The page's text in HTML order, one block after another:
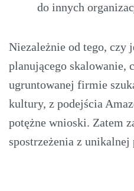
do innych
Niezależnie od tego, czy
planującego skalowanie,
ugruntowanej firmie
kultury, z podejścia
potężne wnioski. Zatem
spostrzeżenia z unikalnej